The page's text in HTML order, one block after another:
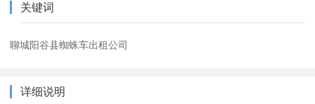
关键词
聊城阳谷县蜘蛛车出租公司
详细说明